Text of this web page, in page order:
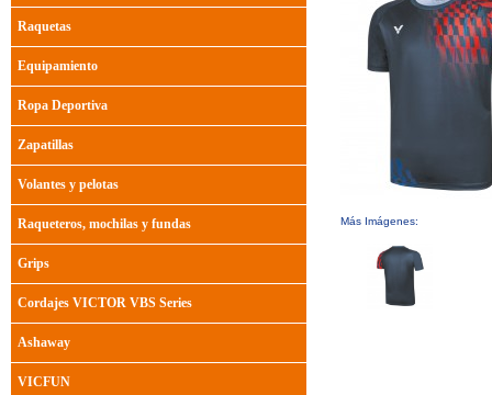
Más Imágenes:
Raquetas
Equipamiento
Ropa Deportiva
Zapatillas
Volantes y pelotas
Raqueteros, mochilas y fundas
Grips
Cordajes VICTOR VBS Series
Ashaway
VICFUN